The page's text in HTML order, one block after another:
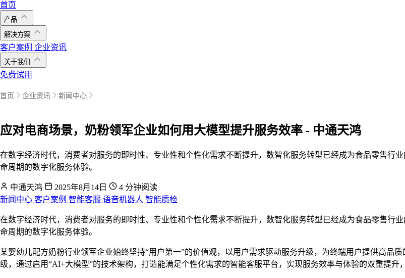
首页
产品
解决方案
客户案例 企业资讯
关于我们
免费试用
首页 企业资讯 新闻中心
应对电商场景，奶粉领军企业如何用大模型提升服务效率 - 中通天鸿
在数字经济时代，消费者对服务的即时性、专业性和个性化需求不断提升，数智化服务转型已经成为食品零售行
命周期的数字化服务体验。
中通天鸿 2025年8月14日
4 分钟阅读
新闻中心 客户案例 智能客服 语音机器人 智能质检
在数字经济时代，消费者对服务的即时性、专业性和个性化需求不断提升，数智化服务转型已经成为食品零售行
命周期的数字化服务体验。
某婴幼儿配方奶粉行业领军企业始终坚持“用户第一”的价值观，以用户需求驱动服务升级，为终端用户提供高品
级，通过启用“AI+大模型”的技术架构，打造能满足个性化需求的智能客服平台，实现服务效率与体验的双重提升